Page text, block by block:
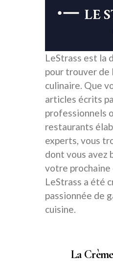
LeStrass est la
pour trouver de
culinaire. Que
articles écrits
professionnels
restaurants
experts, vous
dont vous avez
votre
LeStrass a été
passionnée de
cuisine.
La